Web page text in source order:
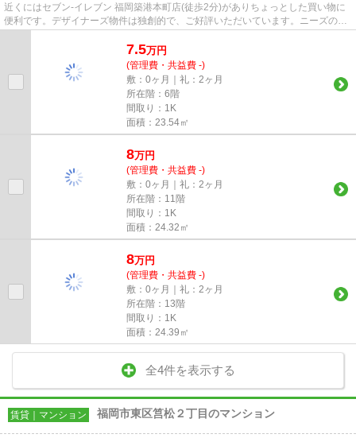
近くにはセブン‐イレブン 福岡築港本町店(徒歩2分)がありちょっとした買い物に
便利です。デザイナーズ物件は独創的で、ご好評いただいています。ニーズの高
い、2018年築の物件で、オシ...
7.5万円
(管理費・共益費 -)
敷：0ヶ月｜礼：2ヶ月
所在階：6階
間取り：1K
面積：23.54㎡
8万円
(管理費・共益費 -)
敷：0ヶ月｜礼：2ヶ月
所在階：11階
間取り：1K
面積：24.32㎡
8万円
(管理費・共益費 -)
敷：0ヶ月｜礼：2ヶ月
所在階：13階
間取り：1K
面積：24.39㎡
全4件を表示する
賃貸｜マンション 福岡市東区筥松２丁目のマンション